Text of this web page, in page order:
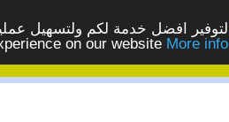
لتوفير افضل خدمة لكم ولتسهيل
on our website More info - المزيد